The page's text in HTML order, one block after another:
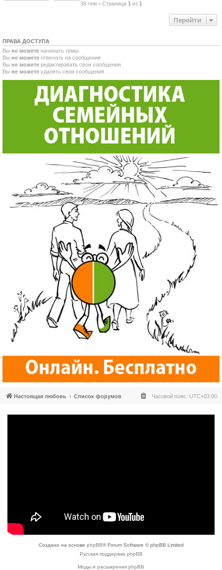
36 тем • Страница 1 из 1
Перейти
ПРАВА ДОСТУПА
Вы не можете начинать темы
Вы не можете отвечать на сообщения
Вы не можете редактировать свои сообщения
Вы не можете удалять свои сообщения
Настоящая любовь Список форумов Часовой пояс: UTC+03:00
Создано на основе phpBB® Forum Software © phpBB Limited
Русская поддержка phpBB
Моды и расширения phpBB